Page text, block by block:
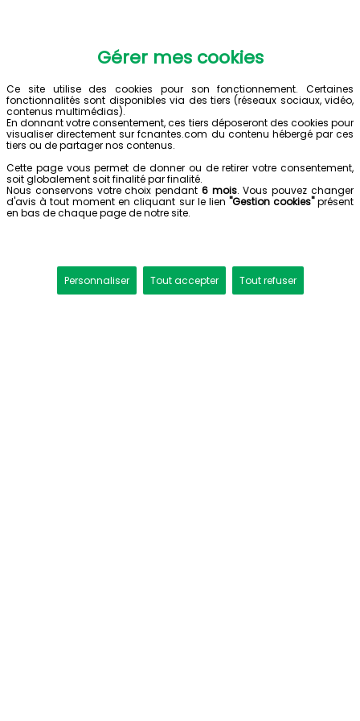
Gérer mes cookies
Ce site utilise des cookies pour son fonctionnement. Certaines
fonctionnalités sont disponibles via des tiers (réseaux sociaux, vidéo,
contenus multimédias).
En donnant votre consentement, ces tiers déposeront des cookies pour
visualiser directement sur fcnantes.com du contenu hébergé par ces
tiers ou de partager nos contenus.
Cette page vous permet de donner ou de retirer votre consentement,
soit globalement soit finalité par finalité.
Nous conservons votre choix pendant 6 mois. Vous pouvez changer
d'avis à tout moment en cliquant sur le lien "Gestion cookies"présent
en bas de chaque page de notre site.
Personnaliser Tout accepter Tout refuser